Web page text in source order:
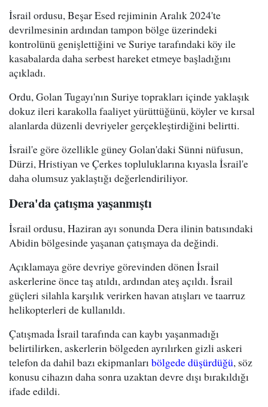
İsrail ordusu, Beşar Esed rejiminin Aralık 2024'te
devrilmesinin ardından tampon bölge üzerindeki
kontrolünü genişlettiğini ve Suriye tarafındaki köy ile
kasabalarda daha serbest hareket etmeye başladığını
açıkladı.
Ordu, Golan Tugayı'nın Suriye toprakları içinde yaklaşık
dokuz ileri karakolla faaliyet yürüttüğünü, köyler ve kırsal
alanlarda düzenli devriyeler gerçekleştirdiğini belirtti.
İsrail'e göre özellikle güney Golan'daki Sünni nüfusun,
Dürzi, Hristiyan ve Çerkes topluluklarına kıyasla İsrail'e
daha olumsuz yaklaştığı değerlendiriliyor.
Dera'da çatışma yaşanmıştı
İsrail ordusu, Haziran ayı sonunda Dera ilinin batısındaki
Abidin bölgesinde yaşanan çatışmaya da değindi.
Açıklamaya göre devriye görevinden dönen İsrail
askerlerine önce taş atıldı, ardından ateş açıldı. İsrail
güçleri silahla karşılık verirken havan atışları ve taarruz
helikopterleri de kullanıldı.
Çatışmada İsrail tarafında can kaybı yaşanmadığı
belirtilirken, askerlerin bölgeden ayrılırken gizli askeri
telefon da dahil bazı ekipmanlarıbölgede düşürdüğü, söz
konusu cihazın daha sonra uzaktan devre dışı bırakıldığı
ifade edildi.